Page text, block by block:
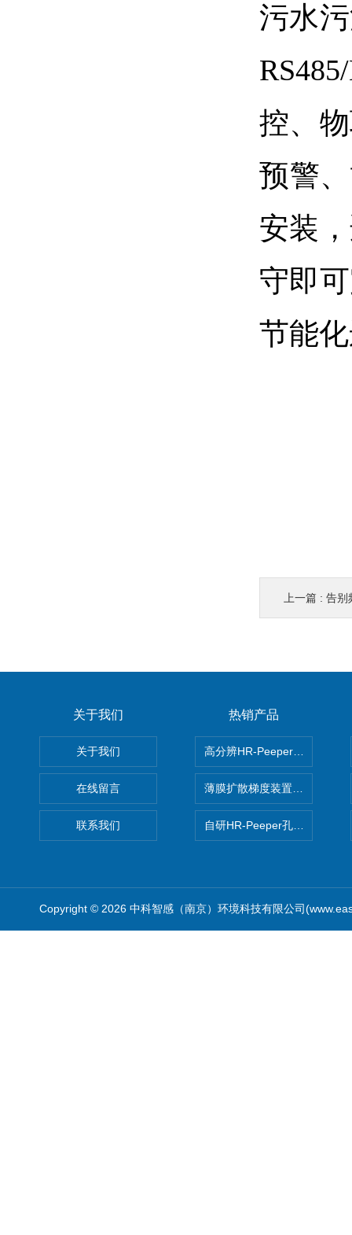
污水
控、
预警
安装
守即
节能
上一篇 : 告别频
关于我们
关于我们
在线留言
联系我们
热销产品
高分辨HR-Peeper采样器孔隙
薄膜扩散梯度装置 Agl DGT
自研HR-Peeper孔隙水采样器
Copyright © 2026 中科智感（南京）环境科技有限公司